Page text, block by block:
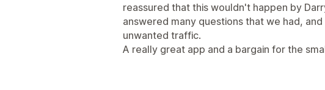
reassured that this wouldn't happen by
answered many questions that we had,
unwanted traffic.
A really great app and a bargain for the